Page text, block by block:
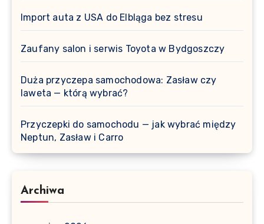
Import auta z USA do Elbląga bez stresu
Zaufany salon i serwis Toyota w Bydgoszczy
Duża przyczepa samochodowa: Zasław czy
laweta — którą wybrać?
Przyczepki do samochodu — jak wybrać między
Neptun, Zasław i Carro
Archiwa